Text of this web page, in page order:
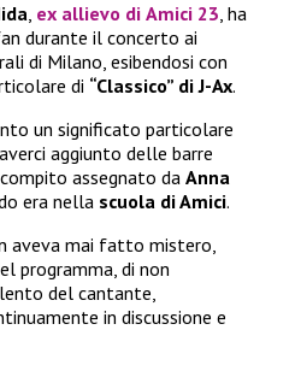
, ex allievo di Amici 23, ha
durante il concerto ai
di Milano, esibendosi con
di “Classico” di J-Ax.
un significato particolare
aggiunto delle barre
assegnato da Anna
era nella scuola di Amici.
aveva mai fatto mistero,
programma, di non
del cantante,
in discussione e